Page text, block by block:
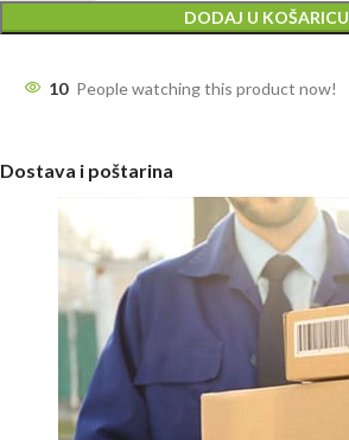
DODAJ U KOŠARICU
10 People watching this product now!
Dostava i poštarina